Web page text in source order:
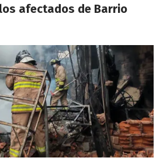
afectados de Barrio